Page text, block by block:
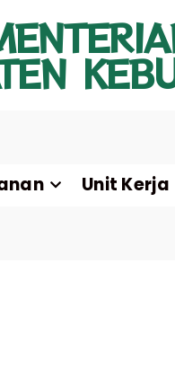
Unit Kerja